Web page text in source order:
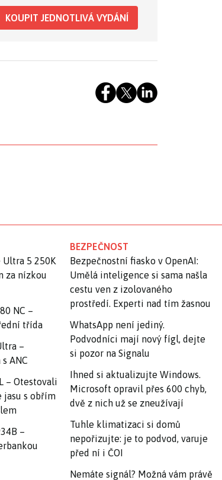
KOUPIT JEDNOTLIVÁ VYDÁNÍ
Ultra 5 250K
za nízkou
NC –
třída
–
ANC
– Otestovali
jasu s obřím
–
BEZPEČNOST
Bezpečnostní fiasko v OpenAI:
Umělá inteligence si sama našla
cestu ven z izolovaného
prostředí. Experti nad tím žasnou
WhatsApp není jediný.
Podvodníci mají nový fígl, dejte
si pozor na Signalu
Ihned si aktualizujte Windows.
Microsoft opravil přes 600 chyb,
dvě z nich už se zneužívají
Tuhle klimatizaci si domů
nepořizujte: je to podvod, varuje
před ní i ČOI
Nemáte signál? Možná vám právě